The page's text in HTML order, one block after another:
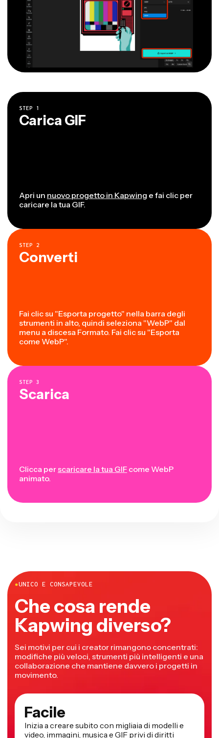
STEP 1
Carica GIF
Apri un nuovo progetto in Kapwing e fai clic per
caricare la tua GIF.
STEP 2
Converti
Fai clic su "Esporta progetto" nella barra degli
strumenti in alto, quindi seleziona "WebP" dal
menu a discesa Formato. Fai clic su "Esporta
come WebP".
STEP 3
Scarica
Clicca perscaricare la tua GIF come WebP
animato.
●UNICO E CONSAPEVOLE
Che cosa rende
Kapwing diverso?
Sei motivi per cui i creator rimangono concentrati:
modifiche più veloci, strumenti più intelligenti e una
collaborazione che mantiene davvero i progetti in
movimento.
Facile
Inizia a creare subito con migliaia di modelli e
video, immagini, musica e GIF privi di diritti